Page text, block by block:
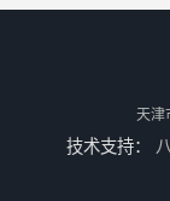
天津
技术支持：